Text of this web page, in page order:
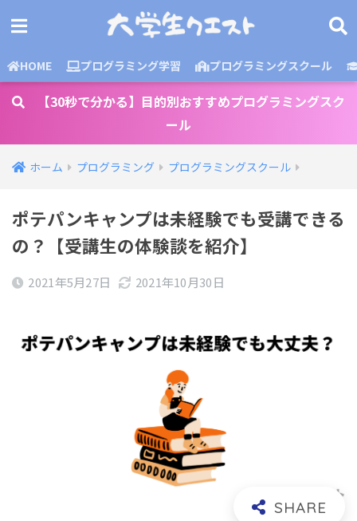
HOME プログラミング学習 プログラミングスクール
【30秒で分かる】目的別おすすめプログラミングスク
ール
ホーム プログラミング プログラミングスクール
ポテパンキャンプは未経験でも受講できる
の？【受講生の体験談を紹介】
2021年5月27日 2021年10月30日